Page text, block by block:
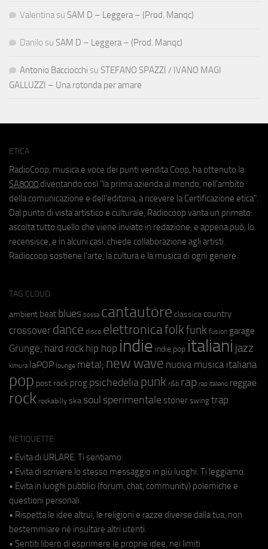
Valentina su SAM D – Leggera – (Prod. Manqc)
Danilo su SAM D – Leggera – (Prod. Manqc)
Antonio Bacciocchi su STEFANO SPAZZI / IVANO MAGI
GALLUZZI – Una rotonda per amare
ETICA
RadioCoop, musica e voce dei punti vendita Coop, ha ottenuto la
SA8000 diventando così "la prima azienda al mondo, nell'ambito
della comunicazione e dell'editoria, a ricevere la Certificazione etica".
Dal punto di vista artistico e culturale, Radiocoop vanta un primato:
ascolta tutto quello che viene inviato in redazione, e appena può, lo
recensisce, e in alcuni casi, chiede collaborazione agli artisti.
Radiocoop sostiene l'arte, la cultura e la musica di ogni genere.
TAG CLOUD
ambient beat blues bossa cantautore classica country
crossover dance disco elettronicafolkfunk fusion garage
Grunge; hard rock hip hop indie indie pop italiani jazz
kimura laPOP lounge metal; new wave nuova musica italiana
pop post rock prog psichedeliapunk r&b rap rap italiano reggae
rock rockabilly ska soul sperimentale stoner swing trap
NETIQUETTE
• Evita di URLARE. Ti sentiamo.
• Evita di scrivere lo stesso messaggio in più luoghi. Ti leggiamo.
• Evita in luoghi pubblici (forum, chat, community) polemiche e
questioni personali.
• Rispetta le idee altrui, le religioni e razze diverse dalla tua, non
bestemmiare né insultare altri utenti.
• Sentiti libero di esprimere le proprie idee, nei limiti